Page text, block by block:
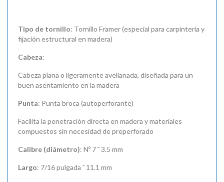
Tipo de tornillo: Tornillo Framer (especial para carpintería y
fijación estructural en madera)
Cabeza:
Cabeza plana o ligeramente avellanada, diseñada para un
buen asentamiento en la madera
Punta: Punta broca (autoperforante)
Facilita la penetración directa en madera y materiales
compuestos sin necesidad de preperforado
Calibre (diámetro): Nº 7 ˜ 3.5 mm
Largo: 7/16 pulgada ˜ 11.1 mm